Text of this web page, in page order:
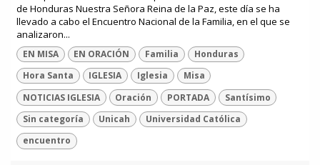
de Honduras Nuestra Señora Reina de la Paz, este día se ha
llevado a cabo el Encuentro Nacional de la Familia, en el que se
analizaron...
EN MISA EN ORACIÓN Familia
Honduras
Hora Santa
IGLESIA Iglesia
Misa
NOTICIAS IGLESIA
Oración PORTADA
Santísimo
Sin categoría
Unicah
Universidad Católica
encuentro